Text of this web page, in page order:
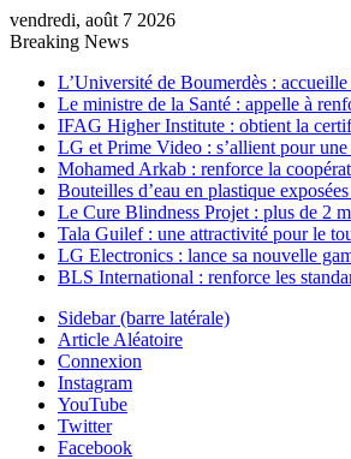
vendredi, août 7 2026
Breaking News
L’Université de Boumerdès :
Le ministre de la Santé : appelle à
IFAG Higher Institute : obtient la
LG et Prime Video : s’allient pour
Mohamed Arkab : renforce la
Bouteilles d’eau en plastique
Le Cure Blindness Projet : plus de 2
Tala Guilef : une attractivité pour le
LG Electronics : lance sa nouvelle
BLS International : renforce les
Sidebar (barre latérale)
Article Aléatoire
Connexion
Instagram
YouTube
Twitter
Facebook